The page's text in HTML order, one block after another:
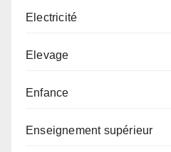
Electricité
Elevage
Enfance
Enseignement supérieur